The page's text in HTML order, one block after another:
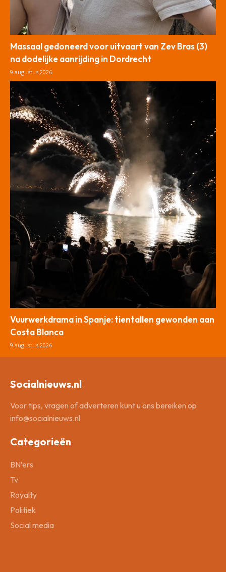
Massaal gedoneerd voor uitvaart van Zev Bras (3)
na dodelijke aanrijding in Dordrecht
9 augustus 2026
Vuurwerkdrama in Spanje: tientallen gewonden aan
Costa Blanca
9 augustus 2026
Socialnieuws.nl
Voor tips, vragen of adverteren kunt u ons bereiken op
info@socialnieuws.nl
Categorieën
BN’ers
Tv
Royalty
Politiek
Social media